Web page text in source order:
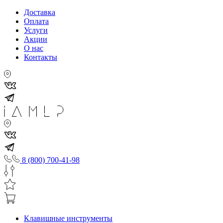
Доставка
Оплата
Услуги
Акции
О нас
Контакты
8 (800) 700-41-98
Клавишные инструменты